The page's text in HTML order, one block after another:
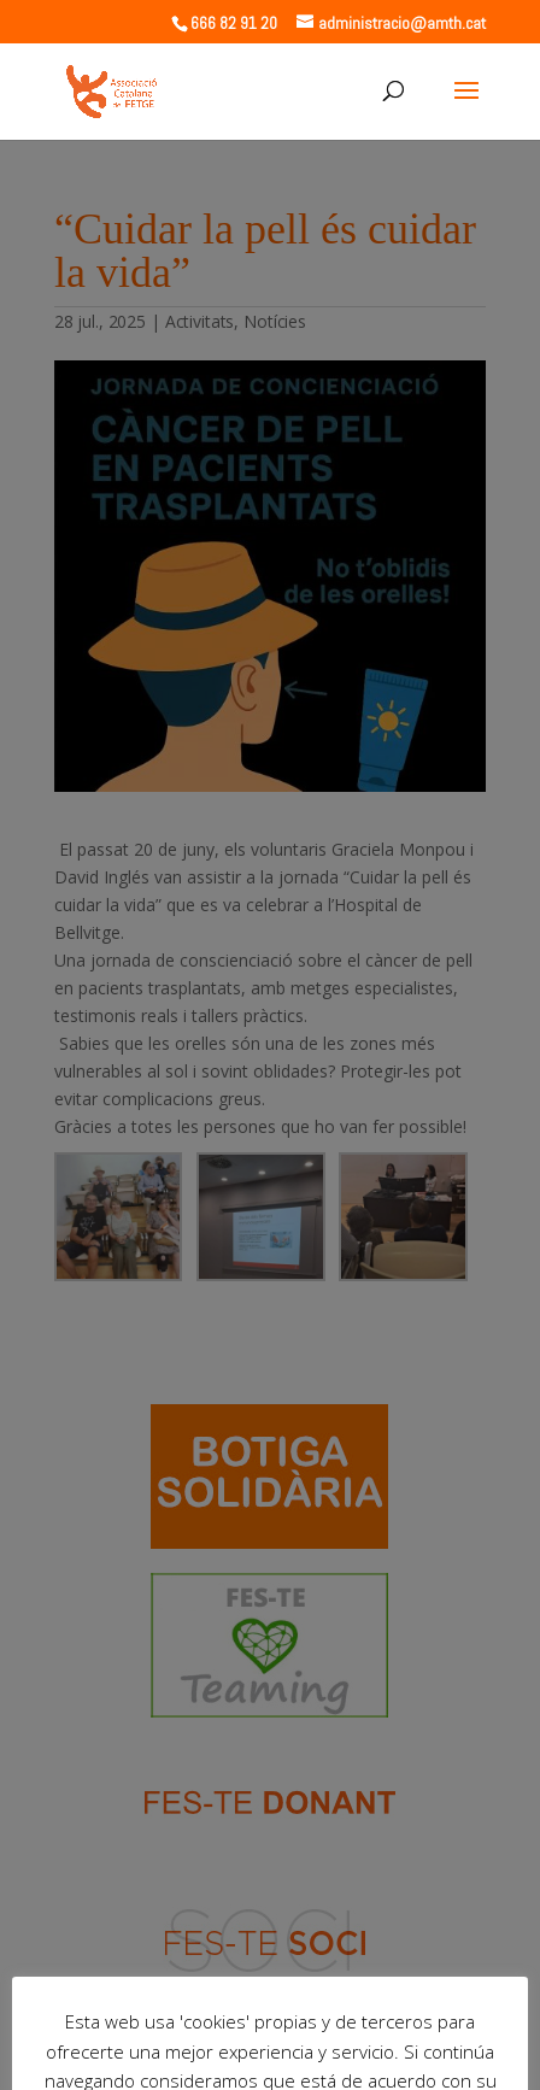
666 82 91 20 administracio@amth.cat
“Cuidar la pell és cuidar
la vida”
28 jul., 2025 | Activitats, Notícies
El passat 20 de juny, els voluntaris Graciela Monpou i
David Inglés van assistir a la jornada “Cuidar la pell és
cuidar la vida” que es va celebrar a l’Hospital de
Bellvitge.
Una jornada de conscienciació sobre el càncer de pell
en pacients trasplantats, amb metges especialistes,
testimonis reals i tallers pràctics.
Sabies que les orelles són una de les zones més
vulnerables al sol i sovint oblidades? Protegir-les pot
evitar complicacions greus.
Gràcies a totes les persones que ho van fer possible!
Esta web usa 'cookies' propias y de terceros para
ofrecerte una mejor experiencia y servicio. Si continúa
navegando consideramos que está de acuerdo con su